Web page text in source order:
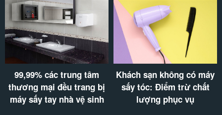
99,99% các trung tâm
thương mại đều trang bị
máy sấy tay nhà vệ sinh
Khách sạn không có máy
sấy tóc: Điểm trừ chất
lượng phục vụ